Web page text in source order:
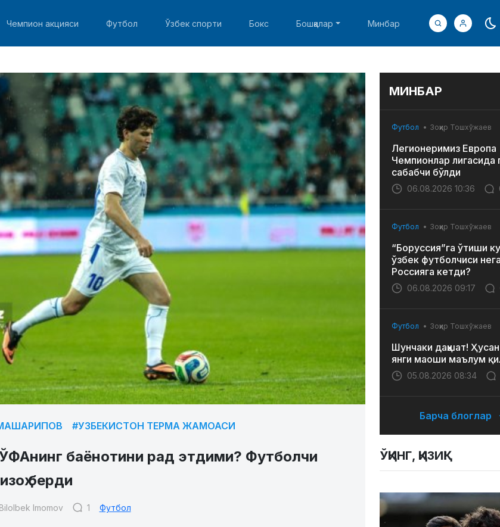
Чемпион акцияси Футбол Ўзбек спорти Бокс Бошқалар Минбар
#УЗБЕКИСТОН ТЕРМА ЖАМОАСИ
баёнотини рад этдими? Футболчи
берди
Bilolbek Imomov 1 Футбол
МИНБАР
Футбол Зоҳир Тошхўжаев
Легионеримиз Европа
Чемпионлар лигасида
сабабчи бўлди
06.08.2026 10:36
Футбол Зоҳир Тошхўжаев
“Боруссия”га ўтиши
ўзбек футболчиси
Россияга кетди?
06.08.2026 09:17
Футбол Зоҳир Тошхўжаев
Шунчаки даҳшат!
янги маоши маълум
05.08.2026 08:34
Барча блоглар
ЎҚИНГ, ҚИЗИҚ!